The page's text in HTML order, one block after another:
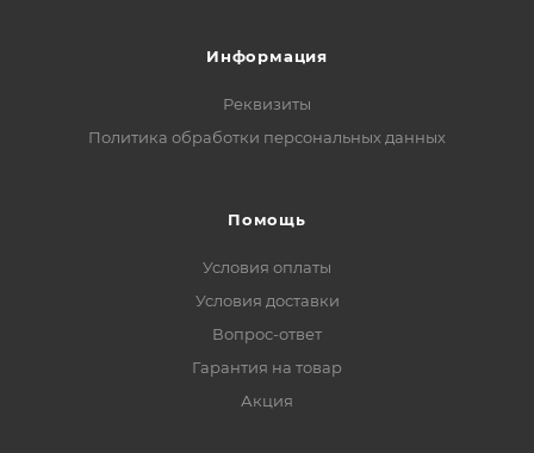
Информация
Реквизиты
Политика обработки персональных данных
Помощь
Условия оплаты
Условия доставки
Вопрос-ответ
Гарантия на товар
Акция